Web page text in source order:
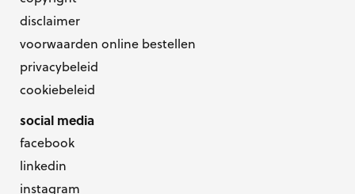
disclaimer
voorwaarden online bestellen
privacybeleid
cookiebeleid
social media
facebook
linkedin
instagram